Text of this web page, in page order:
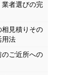
業者選びの完
相見積りその
用法
のご近所への